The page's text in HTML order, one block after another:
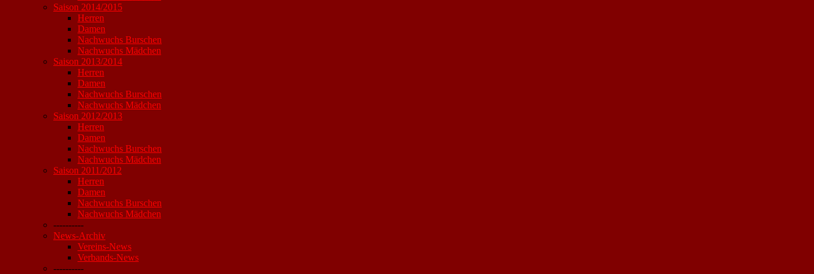
Saison 2014/2015
Herren
Damen
Nachwuchs Burschen
Nachwuchs Mädchen
Saison 2013/2014
Herren
Damen
Nachwuchs Burschen
Nachwuchs Mädchen
Saison 2012/2013
Herren
Damen
Nachwuchs Burschen
Nachwuchs Mädchen
Saison 2011/2012
Herren
Damen
Nachwuchs Burschen
Nachwuchs Mädchen
----------
News-Archiv
Vereins-News
Verbands-News
----------